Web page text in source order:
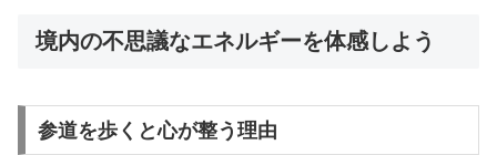
境内の不思議なエネルギーを体感しよう
参道を歩くと心が整う理由